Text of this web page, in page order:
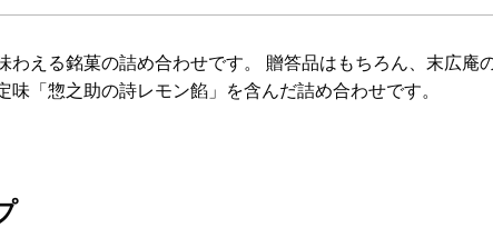
える銘菓の詰め合わせです。 贈答品はもちろん、末広庵
「惣之助の詩レモン餡」を含んだ詰め合わせです。